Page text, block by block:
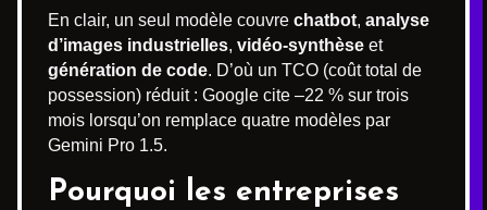
En clair, un seul modèle couvre chatbot, analyse
d’images industrielles, vidéo-synthèse et
génération de code. D’où un TCO (coût total de
possession) réduit : Google cite –22 % sur trois
mois lorsqu’on remplace quatre modèles par
Gemini Pro 1.5.
Pourquoi les entreprises